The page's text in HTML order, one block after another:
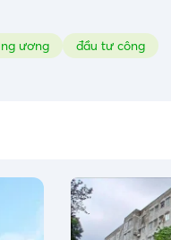
ương đầu tư công